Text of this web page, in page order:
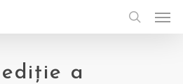
search
a